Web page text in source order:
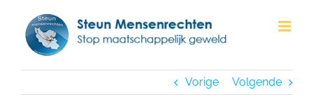
inhoud
Vorige Volgende